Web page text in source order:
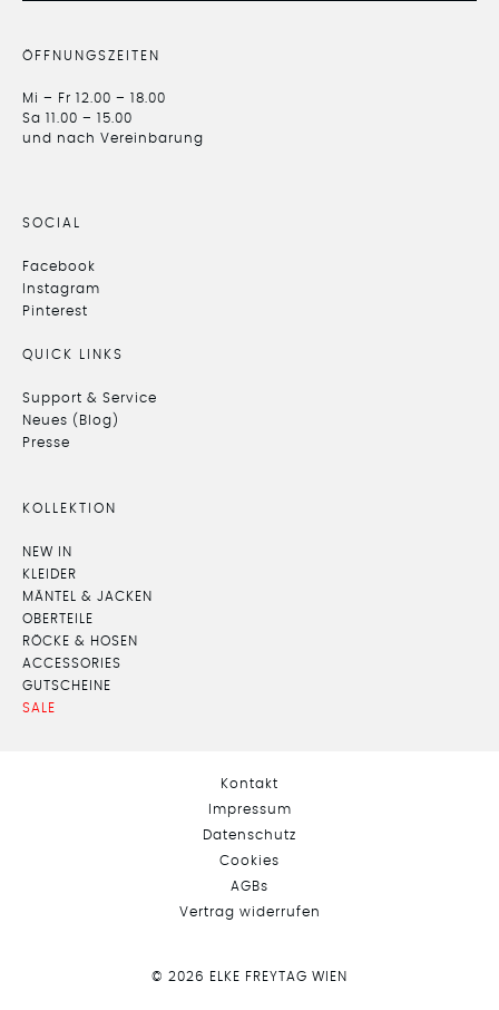
ÖFFNUNGSZEITEN
Mi – Fr 12.00 – 18.00
Sa 11.00 – 15.00
und nach Vereinbarung
SOCIAL
Facebook
Instagram
Pinterest
QUICK LINKS
Support & Service
Neues (Blog)
Presse
KOLLEKTION
NEW IN
KLEIDER
MÄNTEL & JACKEN
OBERTEILE
RÖCKE & HOSEN
ACCESSORIES
GUTSCHEINE
SALE
Kontakt
Impressum
Datenschutz
Cookies
AGBs
Vertrag widerrufen
© 2026 ELKE FREYTAG WIEN